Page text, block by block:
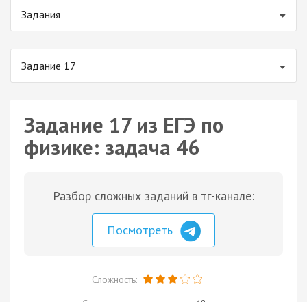
Задания
Задание 17
Задание 17 из ЕГЭ по
физике: задача 46
Разбор сложных заданий в тг-канале:
Посмотреть
Сложность: